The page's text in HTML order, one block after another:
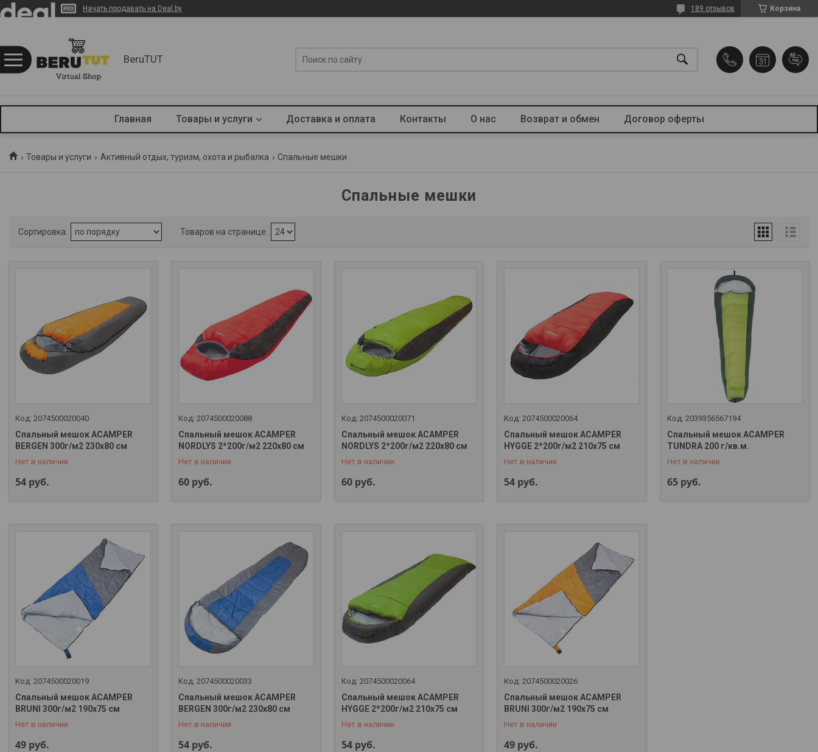
Начать продавать на Deal.by Корзина
189 отзывов
BeruTUT
Главная Товары и услуги Доставка и оплата Контакты О нас Возврат и обмен Договор оферты
Товары и услуги Активный отдых, туризм, охота и рыбалка Спальные мешки
Спальные мешки
2074500020040
Спальный мешок ACAMPER
BERGEN 300г/м2 230х80 см
Нет в наличии
54 руб.
+375 (29) 323-32-88
2074500020088
Спальный мешок ACAMPER
NORDLYS 2*200г/м2 220x80 см
Нет в наличии
60 руб.
+375 (29) 323-32-88
2074500020071
Спальный мешок ACAMPER
NORDLYS 2*200г/м2 220x80 см
Нет в наличии
60 руб.
+375 (29) 323-32-88
2074500020064
Спальный мешок ACAMPER
HYGGE 2*200г/м2 210x75 см
Нет в наличии
54 руб.
+375 (29) 323-32-88
2039356567194
Cпальный мешок ACAMPER
TUNDRA 200 г/кв.м.
Нет в наличии
65 руб.
+375 (29) 323-32-88
2074500020019
Спальный мешок ACAMPER
BRUNI 300г/м2 190х75 см
Нет в наличии
49 руб.
+375 (29) 323-32-88
2074500020033
Спальный мешок ACAMPER
BERGEN 300г/м2 230х80 см
Нет в наличии
54 руб.
+375 (29) 323-32-88
2074500020064
Спальный мешок ACAMPER
HYGGE 2*200г/м2 210x75 см
Нет в наличии
54 руб.
+375 (29) 323-32-88
2074500020026
Спальный мешок ACAMPER
BRUNI 300г/м2 190х75 см
Нет в наличии
49 руб.
+375 (29) 323-32-88